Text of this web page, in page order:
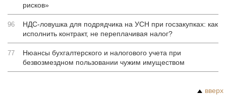
рисков»
96
НДС-ловушка для подрядчика на УСН при госзакупках: как
исполнить контракт, не переплачивая налог?
77
Нюансы бухгалтерского и налогового учета при
безвозмездном пользовании чужим имуществом
вверх